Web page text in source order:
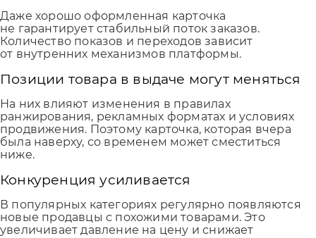
Даже хорошо оформленная карточка
не гарантирует стабильный поток заказов.
Количество показов и переходов зависит
от внутренних механизмов платформы.
Позиции товара в выдаче могут меняться
На них влияют изменения в правилах
ранжирования, рекламных форматах и условиях
продвижения. Поэтому карточка, которая вчера
была наверху, со временем может сместиться
ниже.
Конкуренция усиливается
В популярных категориях регулярно появляются
новые продавцы с похожими товарами. Это
увеличивает давление на цену и снижает